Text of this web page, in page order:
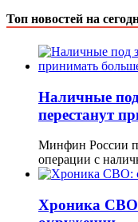
Топ новостей на
Наличные
перестанут
Минфин России
операции с
Хроника